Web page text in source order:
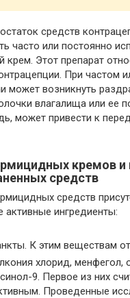
средств
часто или постоянно
крем. Этот препарат
При частом
может возникнуть
влагалища или ее
может привести к
кремов и
средств
средств
активные ингредиенты:
К этим веществам
хлорид, менфегол,
9. Первое из них
Проведенные